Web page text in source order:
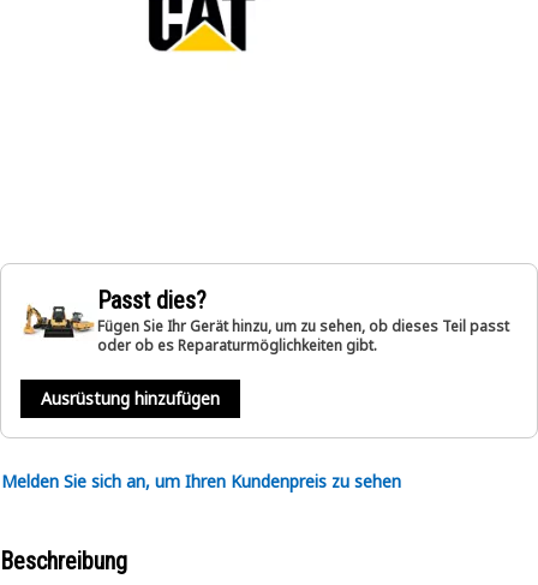
Passt dies?
Fügen Sie Ihr Gerät hinzu, um zu sehen, ob dieses Teil passt
oder ob es Reparaturmöglichkeiten gibt.
Ausrüstung hinzufügen
Melden Sie sich an, um Ihren Kundenpreis zu sehen
Beschreibung